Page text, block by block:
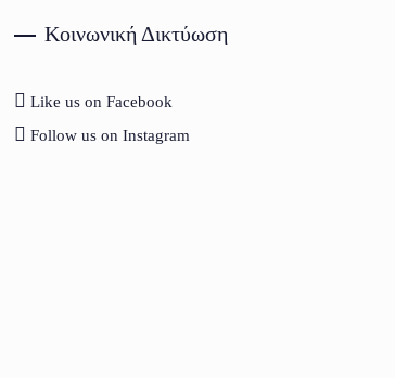
Κοινωνική Δικτύωση
Like us on Facebook
Follow us on Instagram